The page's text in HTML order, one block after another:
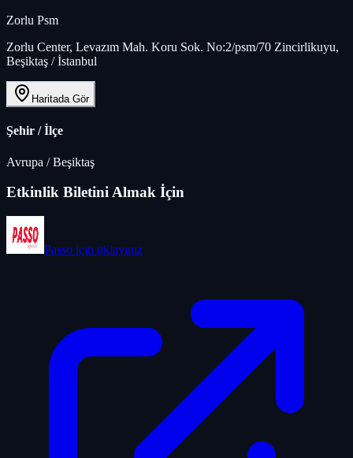
Zorlu Psm
Zorlu Center, Levazım Mah. Koru Sok. No:2/psm/70 Zincirlikuyu,
Beşiktaş / İstanbul
Haritada Gör
Şehir / İlçe
Avrupa /Beşiktaş
Etkinlik Biletini Almak İçin
Passo için tıklayınız